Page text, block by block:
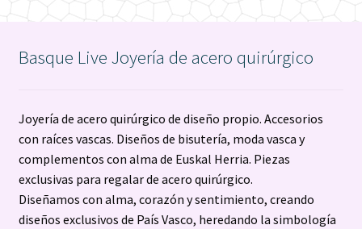
Basque Live Joyería de acero quirúrgico
Joyería de acero quirúrgico de diseño propio. Accesorios
con raíces vascas. Diseños de bisutería, moda vasca y
complementos con alma de Euskal Herria. Piezas
exclusivas para regalar de acero quirúrgico.
Diseñamos con alma, corazón y sentimiento, creando
diseños exclusivos de País Vasco, heredando la simbología